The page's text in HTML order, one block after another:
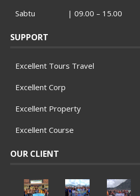
Sabtu | 09.00 – 15.00
SUPPORT
Excellent Tours Travel
Excellent Corp
Excellent Property
Excellent Course
OUR CLIENT